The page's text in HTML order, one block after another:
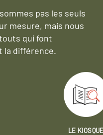
pas les seuls
mesure, mais nous
qui font
la différence.
LE